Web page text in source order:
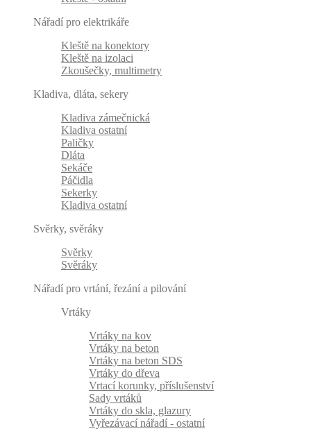
Nářadí pro elektrikáře
Kleště na konektory
Kleště na izolaci
Zkoušečky, multimetry
Kladiva, dláta, sekery
Kladiva zámečnická
Kladiva ostatní
Paličky
Dláta
Sekáče
Páčidla
Sekerky
Kladiva ostatní
Svěrky, svěráky
Svěrky
Svěráky
Nářadí pro vrtání, řezání a pilování
Vrtáky
Vrtáky na kov
Vrtáky na beton
Vrtáky na beton SDS
Vrtáky do dřeva
Vrtací korunky, příslušenství
Sady vrtáků
Vrtáky do skla, glazury
Vyřezávací nářadí - ostatní